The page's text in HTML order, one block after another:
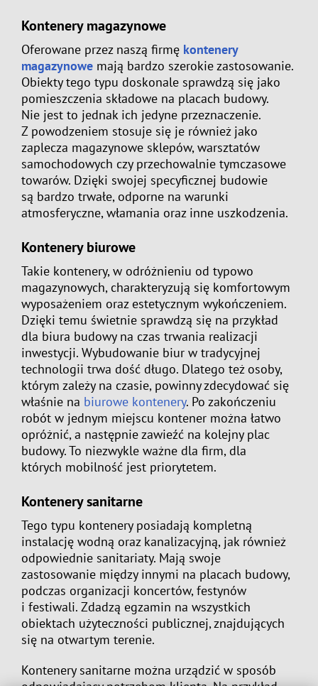
Kontenery magazynowe
Oferowane przez naszą firmę kontenery
magazynowe mają bardzo szerokie zastosowanie.
Obiekty tego typu doskonale sprawdzą się jako
pomieszczenia składowe na placach budowy.
Nie jest to jednak ich jedyne przeznaczenie.
Z powodzeniem stosuje się je również jako
zaplecza magazynowe sklepów, warsztatów
samochodowych czy przechowalnie tymczasowe
towarów. Dzięki swojej specyficznej budowie
są bardzo trwałe, odporne na warunki
atmosferyczne, włamania oraz inne uszkodzenia.
Kontenery biurowe
Takie kontenery, w odróżnieniu od typowo
magazynowych, charakteryzują się komfortowym
wyposażeniem oraz estetycznym wykończeniem.
Dzięki temu świetnie sprawdzą się na przykład
dla biura budowy na czas trwania realizacji
inwestycji. Wybudowanie biur w tradycyjnej
technologii trwa dość długo. Dlatego też osoby,
którym zależy na czasie, powinny zdecydować się
właśnie na biurowe kontenery. Po zakończeniu
robót w jednym miejscu kontener można łatwo
opróżnić, a następnie zawieźć na kolejny plac
budowy. To niezwykle ważne dla firm, dla
których mobilność jest priorytetem.
Kontenery sanitarne
Tego typu kontenery posiadają kompletną
instalację wodną oraz kanalizacyjną, jak również
odpowiednie sanitariaty. Mają swoje
zastosowanie między innymi na placach budowy,
podczas organizacji koncertów, festynów
i festiwali. Zdadzą egzamin na wszystkich
obiektach użyteczności publicznej, znajdujących
się na otwartym terenie.
Kontenery sanitarne można urządzić w sposób